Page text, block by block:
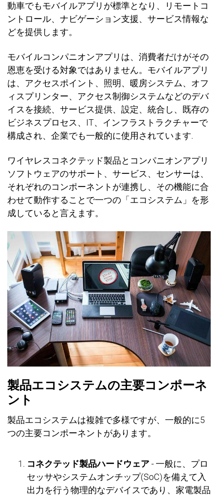
動車でもモバイルアプリが標準となり、リモー トコ
ントロール、ナビゲーション支援、サービス情報な
どを提供します。
モバイルコンパニオンアプリは、消費者だけがその
恩恵を受ける対象ではありません。モバイルアプリ
は、アクセスポイント、照明、暖房システム、オフ
ィスプリンター、アクセス制御システムなどのデバ
イスを接続、サービス提供、設定、統合し、 既存の
ビジネスプロセス、 IT、インフラストラクチャーで
構成され、企業でも一般的に使用されています.
ワイヤレスコネクテッド製品とコンパニオンアプリ
ソフトウェアのサポー ト、サービス、センサーは、
それぞれのコンポーネントが連携し、その機能に合
わせて動作することで一つの「エコシステム」を形
成していると言えます。
製品エコシステムの主要コンポーネ
ント
製品エコシステムは複雑で多様ですが、一般的に5
つの主要コンポーネントがあります。
コネクテッド製品ハー ドウェア-一般に、プロ
セッサやシステムオンチップ(SoC)を備えて入
出力を行う物理的なデバイスであり、家電製品